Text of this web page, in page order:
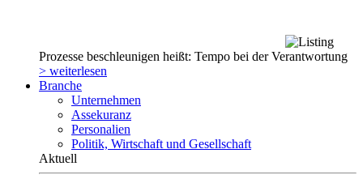
Prozesse beschleunigen heißt: Tempo bei der Verantwortung
> weiterlesen
Branche
Unternehmen
Assekuranz
Personalien
Politik, Wirtschaft und Gesellschaft
Aktuell